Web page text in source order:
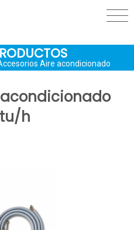
Aire acondicionado
h